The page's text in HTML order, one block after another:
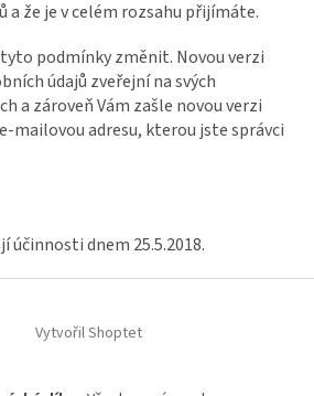
a že je v celém rozsahu přijímáte.
tyto podmínky změnit. Novou verzi
údajů zveřejní na svých
a zároveň Vám zašle novou verzi
mailovou adresu, kterou jste správci
účinnosti dnem 25.5.2018.
Vytvořil Shoptet